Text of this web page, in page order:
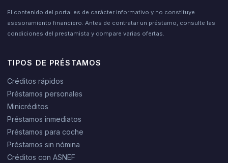
El contenido del portal es de carácter informativo y no constituye
asesoramiento financiero. Antes de contratar un préstamo, consulte las
condiciones del prestamista y compare varias ofertas.
TIPOS DE PRÉSTAMOS
Créditos rápidos
Préstamos personales
Minicréditos
Préstamos inmediatos
Préstamos para coche
Préstamos sin nómina
Créditos con ASNEF